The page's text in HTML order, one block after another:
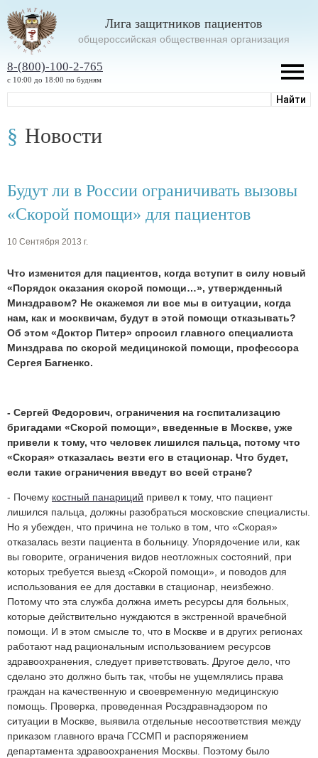
Лига защитников пациентов
oбщероссийская общественная организация
8-(800)-100-2-765
с 10:00 до 18:00 по будням
Новости
Будут ли в России ограничивать вызовы
«Скорой помощи» для пациентов
10 Сентября 2013 г.
Что изменится для пациентов, когда вступит в силу новый
«Порядок оказания скорой помощи…», утвержденный
Минздравом? Не окажемся ли все мы в ситуации, когда
нам, как и москвичам, будут в этой помощи отказывать?
Об этом «Доктор Питер» спросил главного специалиста
Минздрава по скорой медицинской помощи, профессора
Сергея Багненко.
- Сергей Федорович, ограничения на госпитализацию
бригадами «Скорой помощи», введенные в Москве, уже
привели к тому, что человек лишился пальца, потому что
«Скорая» отказалась везти его в стационар. Что будет,
если такие ограничения введут во всей стране?
- Почему костный панариций привел к тому, что пациент
лишился пальца, должны разобраться московские специалисты.
Но я убежден, что причина не только в том, что «Скорая»
отказалась везти пациента в больницу. Упорядочение или, как
вы говорите, ограничения видов неотложных состояний, при
которых требуется выезд «Скорой помощи», и поводов для
использования ее для доставки в стационар, неизбежно.
Потому что эта служба должна иметь ресурсы для больных,
которые действительно нуждаются в экстренной врачебной
помощи. И в этом смысле то, что в Москве и в других регионах
работают над рациональным использованием ресурсов
здравоохранения, следует приветствовать. Другое дело, что
сделано это должно быть так, чтобы не ущемлялись права
граждан на качественную и своевременную медицинскую
помощь. Проверка, проведенная Росздравнадзором по
ситуации в Москве, выявила отдельные несоответствия между
приказом главного врача ГССМП и распоряжением
департамента здравоохранения Москвы. Поэтому было